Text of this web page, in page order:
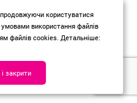
продовжуючи користуватися
використання файлів
файлів cookies. Детальніше:
закрити